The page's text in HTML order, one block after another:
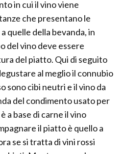
in cui il vino viene
che presentano le
quelle della bevanda, in
del vino deve essere
del piatto. Qui di seguito
al meglio il connubio
sono cibi neutri e il vino da
del condimento usato per
a base di carne il vino
il piatto è quello a
se si tratta di vini rossi